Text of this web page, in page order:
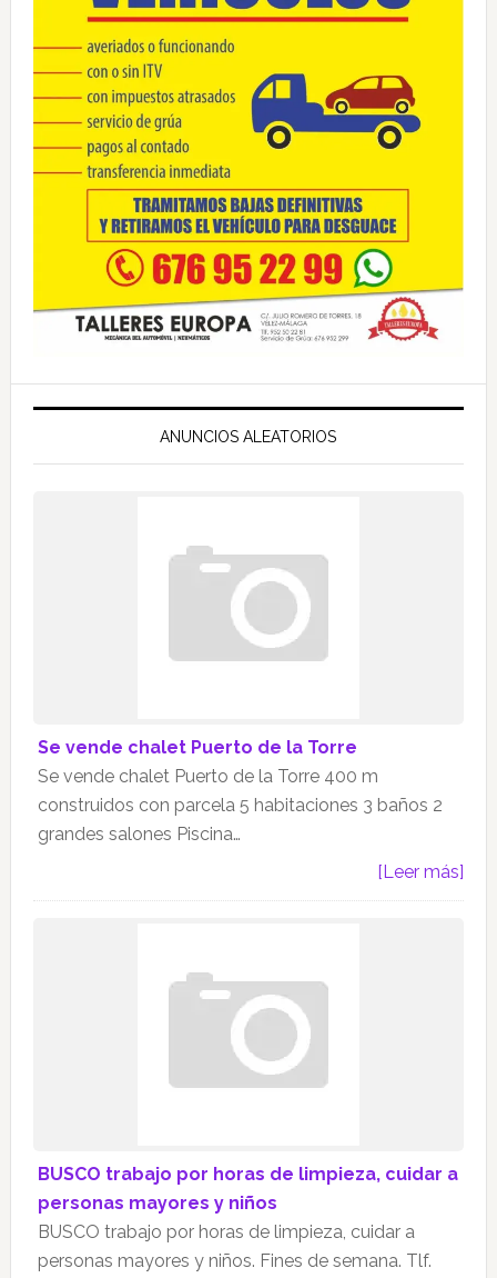
ANUNCIOS ALEATORIOS
Se vende chalet Puerto de la Torre
Se vende chalet Puerto de la Torre 400 m
construidos con parcela 5 habitaciones 3 baños 2
grandes salones Piscina…
[Leer más]
BUSCO trabajo por horas de limpieza, cuidar a
personas mayores y niños
BUSCO trabajo por horas de limpieza, cuidar a
personas mayores y niños. Fines de semana. Tlf.